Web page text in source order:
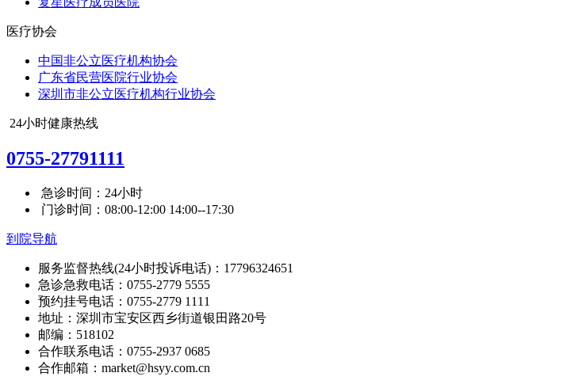
医疗协会
中国非公立医疗机构协会
广东省民营医院行业协会
深圳市非公立医疗机构行业协会
24小时健康热线
0755-27791111
急诊时间：24小时
门诊时间：08:00-12:00 14:00--17:30
到院导航
服务监督热线(24小时投诉电话)：17796324651
急诊急救电话：0755-2779 5555
预约挂号电话：0755-2779 1111
地址：深圳市宝安区西乡街道银田路20号
邮编：518102
合作联系电话：0755-2937 0685
合作邮箱：market@hsyy.com.cn